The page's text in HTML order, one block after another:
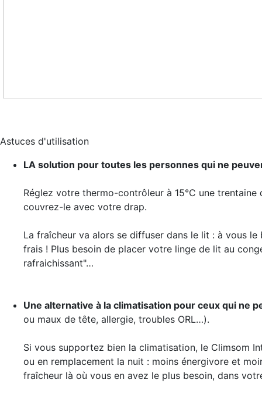
Astuces d'utilisation
LA solution pour toutes les personnes qui ne
Réglez votre thermo-contrôleur à 15°C une trentaine
couvrez-le avec votre drap.
La fraîcheur va alors se diffuser dans le lit : à vous
frais ! Plus besoin de placer votre linge de lit au
rafraichissant"…
Une alternative à la climatisation pour ceux qui ne
ou maux de tête, allergie, troubles ORL…).
Si vous supportez bien la climatisation, le Climsom
ou en remplacement la nuit : moins énergivore et
fraîcheur là où vous en avez le plus besoin, dans